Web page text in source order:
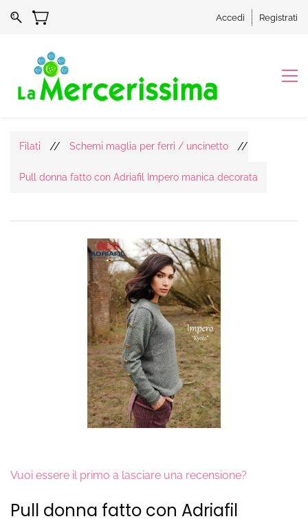
Accedi Registrati
Filati // Schemi maglia per ferri / uncinetto //
Pull donna fatto con Adriafil Impero manica decorata
Vuoi essere il primo a lasciare una recensione?
Pull donna fatto con Adriafil